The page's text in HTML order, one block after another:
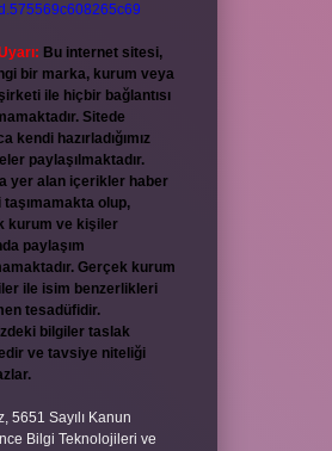
Bu internet sitesi,
bir marka, kurum veya
ile hiçbir bağlantısı
Sitede
kendi hazırladığımız
paylaşılmaktadır.
yer alan içerikler haber
taşımamakta olup,
kurum ve kişiler
paylaşım
Gerçek kurum
ile isim benzerlikleri
tesadüfidir.
bilgiler taslak
ve tavsiye niteliği
5651 Sayılı Kanun
Bilgi Teknolojileri ve